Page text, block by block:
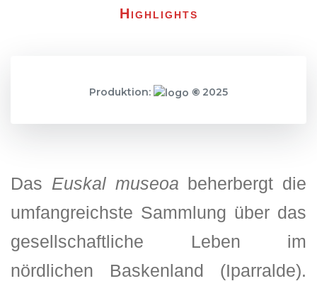
Highlights
Produktion: © 2025
Das Euskal museoa beherbergt die
umfangreichste Sammlung über das
gesellschaftliche Leben im
nördlichen Baskenland (Iparralde).